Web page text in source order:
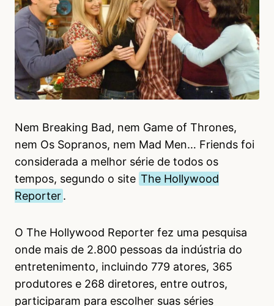
Nem Breaking Bad, nem Game of Thrones,
nem Os Sopranos, nem Mad Men… Friends foi
considerada a melhor série de todos os
tempos, segundo o site The Hollywood
Reporter.
O The Hollywood Reporter fez uma pesquisa
onde mais de 2.800 pessoas da indústria do
entretenimento, incluindo 779 atores, 365
produtores e 268 diretores, entre outros,
participaram para escolher suas séries